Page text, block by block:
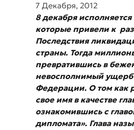
7 Декабря, 2012
8 декабря
которые привели к
Последствия
страны. Тогда
превратившись в
невосполнимый ущерб
Федерации. О том как
свое имя в качестве
ознакомившись с
дипломата». Глава